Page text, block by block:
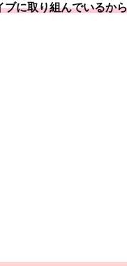
ブに取り組んでいるか